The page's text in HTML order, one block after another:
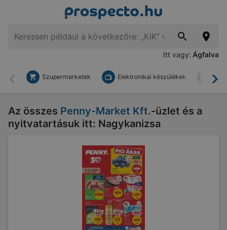
Itt vagy: Ágfalva
Vissza
Szupermarketek Elektronikai készülékek
Az összes Penny-Market Kft.-üzlet és a
nyitvatartásuk itt: Nagykanizsa